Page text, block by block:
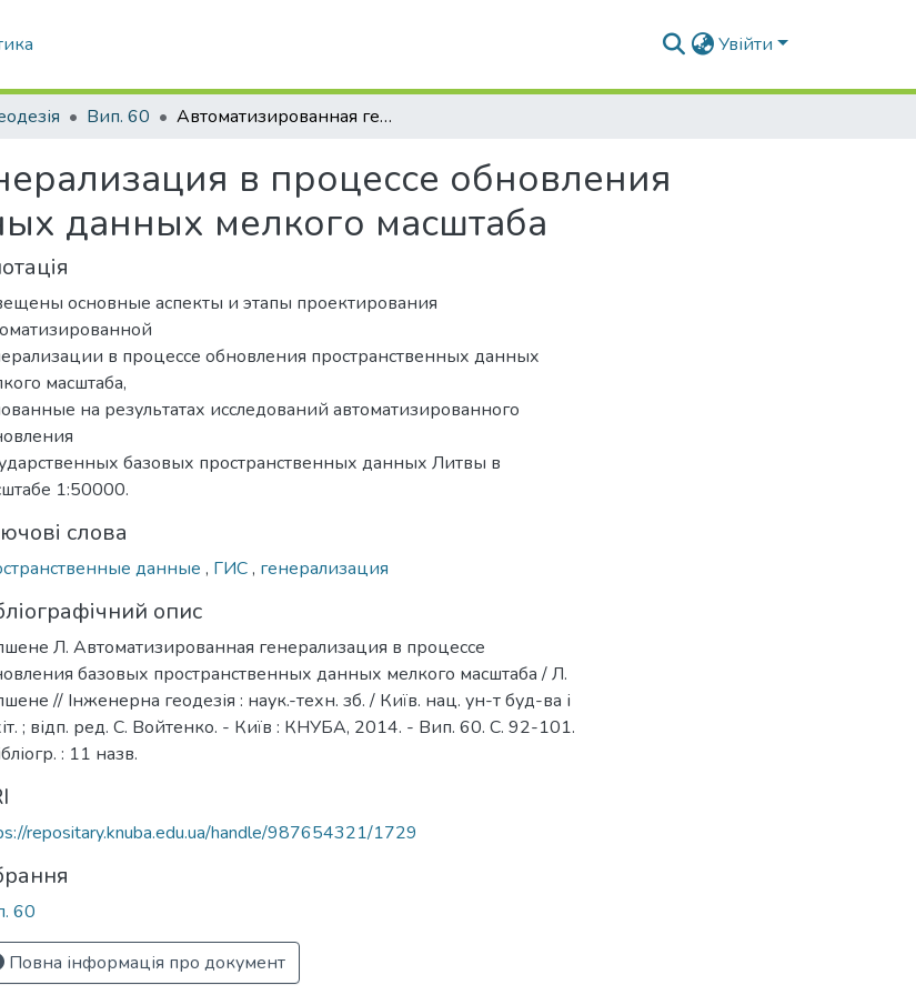
Увійти
Вип. 60 Автоматизированная генерализация в процессе обновления базовых пространственных данных мелкого масштаба
в процессе обновления
данных мелкого масштаба
основные аспекты и этапы проектирования
в процессе обновления пространственных данных
масштаба,
на результатах исследований автоматизированного
базовых пространственных данных Литвы в
1:50000.
слова
данные , ГИС, генерализация
опис
Л. Автоматизированная генерализация в процессе
базовых пространственных данных мелкого масштаба / Л.
// Інженерна геодезія : наук.-техн. зб. / Київ. нац. ун-т буд-ва і
; відп. ред. С. Войтенко. - Київ : КНУБА, 2014. - Вип. 60. С. 92-101.
: 11 назв.
repositary.knuba.edu.ua/handle/987654321/1729
60
Повна інформація про документ